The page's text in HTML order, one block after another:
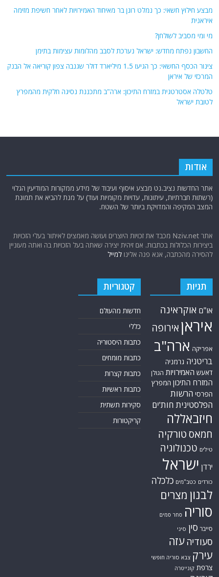
מבצע חילוץ חשאי: כך נמלט רונן בר מאיחוד האמירויות לאחר חשיפת מזימה
איראנית
מי ומי מסביב לשולחן?
החשבון נפתח מחדש: ישראל נערכת לסבב מהלומות עצימות בתימן
צינור הכסף החשאי: כך הגיעו 1.5 מיליארד דולר שגנבה צפון קוריאה אל הבנק
המרכזי של איראן
טלטלה אסטרטגית במזרח התיכון: ארה"ב מתכננת נסיגה חלקית מהמפרץ
לטובת ישראל
אודות
אתר החדשות נציב.נט מבצע איסוף ועיבוד של מידע ממקורות המודיעין הגלוי
(רשתות חברתיות, עיתונות, עדויות מקומיות ועוד) על מנת להביא את תמונת
המצב המקיפה והמדויקת ביותר של השטח.
אתר Nziv.net מכבד את זכויות היוצרים ועושה מאמצים לאיתור בעלי הזכויות
ביצירות הכלולות בכתבות. אם זיהית יצירה שאתה בעל הזכויות בה ואתה מעוניין
להסירה מהכתבה, אנא פנה אלינולמייל
תגיות
או"ם אוקראינה
איראן אירופה
אפריקה ארה"ב
בריטניה גרמניה
דאעש האמירויות הגולן
המזרח התיכון המפרץ
הפרסי הרשות
הפלסטינית חות'ים
חיזבאללה
חמאס טורקיה
טילים טכנולוגיה
ירדן ישראל
כורדים כטב"מים כלכלה
לבנון מצרים
סוריה סחר סמים
סייבר סין סיני
סעודיה עזה
עירק צבא סוריה חופשי
צרפת קונייטרה
קטגוריות
חדשות מהעולם
כללי
כתבות היסטוריה
כתבות מומחים
כתבות קצרות
כתבות ראשיות
סקירות תשתית
קריקטורות